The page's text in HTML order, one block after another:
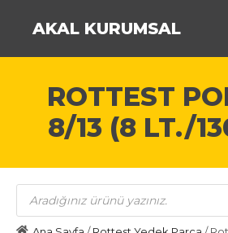
AKAL KURUMSAL
ROTTEST
8/13 (8 LT./
Products
search